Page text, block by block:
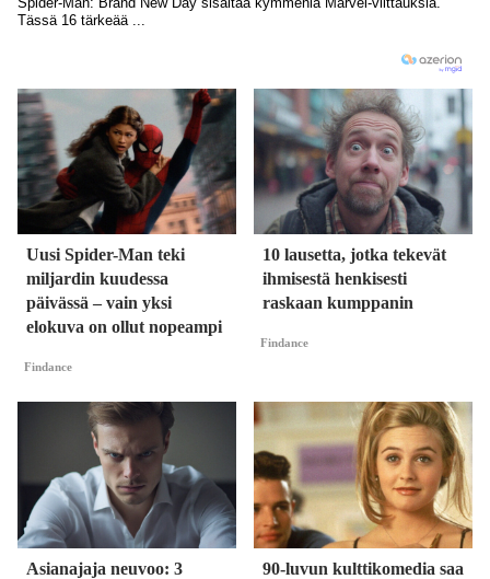
Uusi Spider-Man teki
miljardin kuudessa
päivässä – vain yksi
elokuva on ollut nopeampi
Findance
10 lausetta, jotka tekevät
ihmisestä henkisesti
raskaan kumppanin
Findance
Asianajaja neuvoo: 3
90-luvun kulttikomedia saa